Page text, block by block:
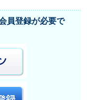
員登録が必要で